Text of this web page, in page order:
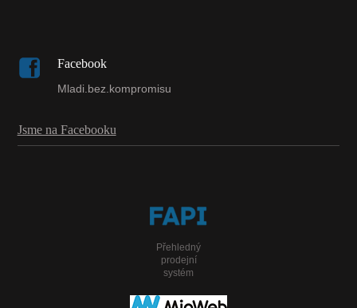
Facebook
Mladi.bez.kompromisu
Jsme na Facebooku
Přehledný
prodejní
systém